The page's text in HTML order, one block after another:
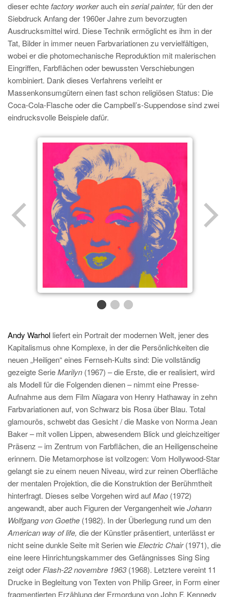
dieser echte factory workerauch einserial painter, für den der
Siebdruck Anfang der 1960er Jahre zum bevorzugten
Ausdrucksmittel wird. Diese Technik ermöglicht es ihm in der
Tat, Bilder in immer neuen Farbvariationen zu vervielfältigen,
wobei er die photomechanische Reproduktion mit malerischen
Eingriffen, Farbflächen oder bewussten Verschiebungen
kombiniert. Dank dieses Verfahrens verleiht er
Massenkonsumgütern einen fast schon religiösen Status: Die
Coca-Cola-Flasche oder die Campbell’s-Suppendose sind zwei
eindrucksvolle Beispiele dafür.
Andy Warhol liefert ein Portrait der modernen Welt, jener des
Kapitalismus ohne Komplexe, in der die Persönlichkeiten die
neuen „Heiligen“ eines Fernseh-Kults sind: Die vollständig
gezeigte SerieMarilyn (1967) – die Erste, die er realisiert, wird
als Modell für die Folgenden dienen – nimmt eine Presse-
Aufnahme aus dem Film Niagaravon Henry Hathaway in zehn
Farbvariationen auf, von Schwarz bis Rosa über Blau. Total
glamourös, schwebt das Gesicht / die Maske von Norma Jean
Baker – mit vollen Lippen, abwesendem Blick und gleichzeitiger
Präsenz – im Zentrum von Farbflächen, die an Heiligenscheine
erinnern. Die Metamorphose ist vollzogen: Vom Hollywood-Star
gelangt sie zu einem neuen Niveau, wird zur reinen Oberfläche
der mentalen Projektion, die die Konstruktion der Berühmtheit
hinterfragt. Dieses selbe Vorgehen wird aufMao (1972)
angewandt, aber auch Figuren der Vergangenheit wieJohann
Wolfgang von Goethe (1982). In der Überlegung rund um den
American way of life, die der Künstler präsentiert, unterlässt er
nicht seine dunkle Seite mit Serien wie Electric Chair(1971), die
eine leere Hinrichtungskammer des Gefängnisses Sing Sing
zeigt oder Flash-22 novembre 1963(1968). Letztere vereint 11
Drucke in Begleitung von Texten von Philip Greer, in Form einer
fragmentierten Erzählung der Ermordung von John F. Kennedy